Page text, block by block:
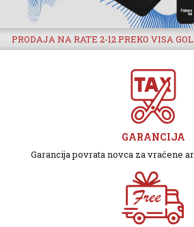
PRODAJA NA RATE 2-12 PREKO VISA
GARANCIJA
Garancija povrata novca za vraćene